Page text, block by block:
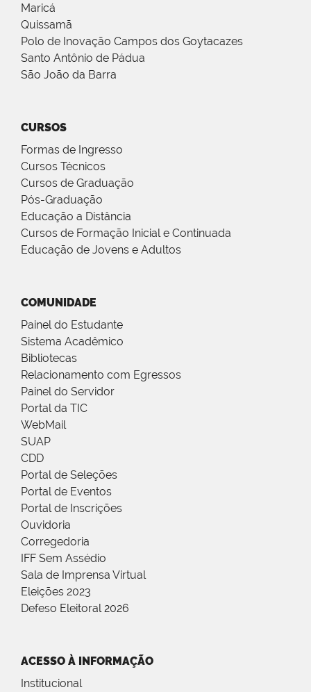
Maricá
Quissamã
Polo de Inovação Campos dos Goytacazes
Santo Antônio de Pádua
São João da Barra
CURSOS
Formas de Ingresso
Cursos Técnicos
Cursos de Graduação
Pós-Graduação
Educação a Distância
Cursos de Formação Inicial e Continuada
Educação de Jovens e Adultos
COMUNIDADE
Painel do Estudante
Sistema Acadêmico
Bibliotecas
Relacionamento com Egressos
Painel do Servidor
Portal da TIC
WebMail
SUAP
CDD
Portal de Seleções
Portal de Eventos
Portal de Inscrições
Ouvidoria
Corregedoria
IFF Sem Assédio
Sala de Imprensa Virtual
Eleições 2023
Defeso Eleitoral 2026
ACESSO À INFORMAÇÃO
Institucional